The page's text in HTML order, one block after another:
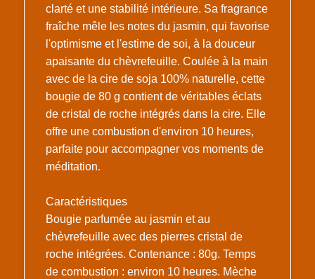
clarté et une stabilité intérieure. Sa fragrance
fraîche mêle les notes du jasmin, qui favorise
l'optimisme et l'estime de soi, à la douceur
apaisante du chèvrefeuille. Coulée à la main
avec de la cire de soja 100% naturelle, cette
bougie de 80 g contient de véritables éclats
de cristal de roche intégrés dans la cire. Elle
offre une combustion d'environ 10 heures,
parfaite pour accompagner vos moments de
méditation.
Caractéristiques
Bougie parfumée au jasmin et au
chèvrefeuille avec des pierres cristal de
roche intégrées. Contenance : 80g. Temps
de combustion : environ 10 heures. Mèche